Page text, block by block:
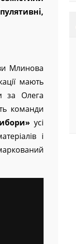
Млинова
мають
за Олега
команди
усі
і